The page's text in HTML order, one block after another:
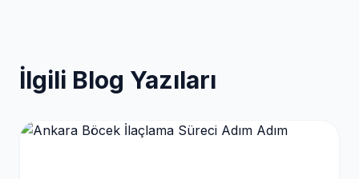
İlgili Blog Yazıları